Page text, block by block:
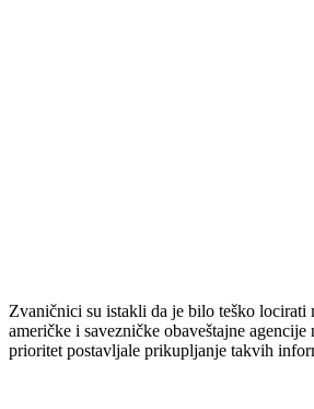
Zvaničnici su istakli da je bilo teško locirati
američke i savezničke obaveštajne agencije
prioritet postavljale prikupljanje takvih